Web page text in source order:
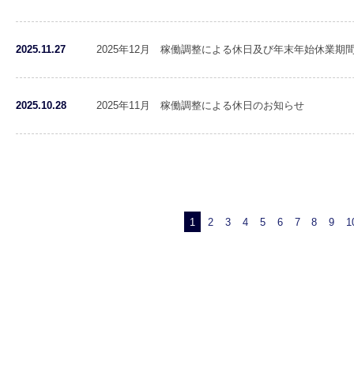
2025.11.27 2025年12月 稼働調整による休日及び年末年始休業期
2025.10.28 2025年11月 稼働調整による休日のお知らせ
1 2 3 4 5 6 7 8 9